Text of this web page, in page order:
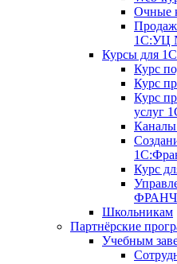
Очные
1С:УЦ
Курсы для
Курс
Курс
Курс
услуг
Каналы
Курс
Школьникам
Партнёрские
Учебным